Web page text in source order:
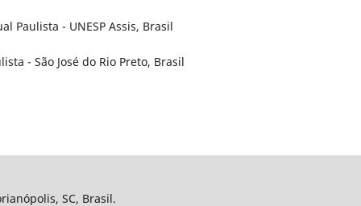
Paulista - UNESP Assis, Brasil
- São José do Rio Preto, Brasil
SC, Brasil.